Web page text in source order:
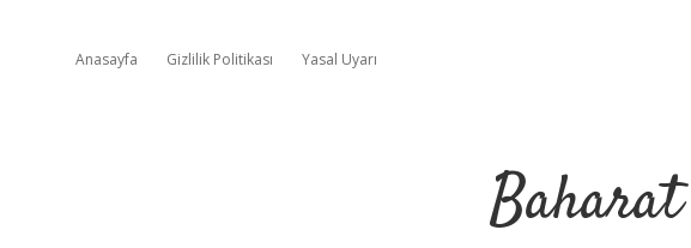
Anasayfa Gizlilik Politikası Yasal Uyarı
Baharat